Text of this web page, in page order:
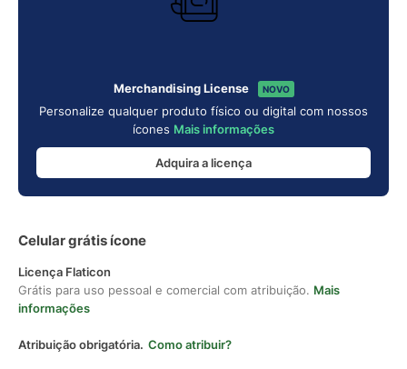
Merchandising License NOVO
Personalize qualquer produto físico ou digital com nossos
ícones Mais informações
Adquira a licença
Celular grátis ícone
Licença Flaticon
Grátis para uso pessoal e comercial com atribuição. Mais
informações
Atribuição obrigatória. Como atribuir?